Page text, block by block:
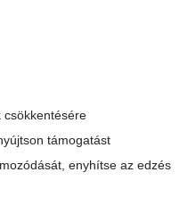
csökkentésére
támogatást
enyhítse az edzés